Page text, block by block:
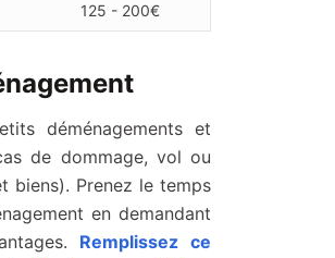
125 - 200€
déménagements et
de dommage, vol ou
biens). Prenez le temps
en demandant
Remplissez ce